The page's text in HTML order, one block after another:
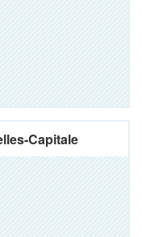
Capitale